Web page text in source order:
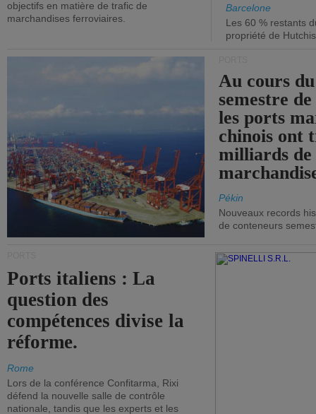
objectifs en matière de trafic de
marchandises ferroviaires.
Barcelone
Les 60 % restants
propriété de
Au cours
semestre
les ports
chinois ont
milliards de
Pékin
Nouveaux records
de conteneurs
Ports italiens : La
question des
compétences divise la
réforme.
Rome
Lors de la conférence Confitarma, Rixi
défend la nouvelle salle de contrôle
nationale, tandis que les experts et les